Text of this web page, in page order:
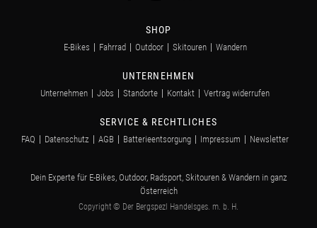
SHOP
E-Bikes Fahrrad Outdoor Skitouren Wandern
UNTERNEHMEN
Unternehmen Jobs Standorte Kontakt Vertrag widerrufen
SERVICE & RECHTLICHES
FAQ Datenschutz AGB Batterieentsorgung Impressum Newsletter
Dein Experte für E-Bikes, Outdoor, Radsport, Skitouren & Wandern in ganz
Österreich
Copyright © Der Bergspezl Handelsges. m. b. H.